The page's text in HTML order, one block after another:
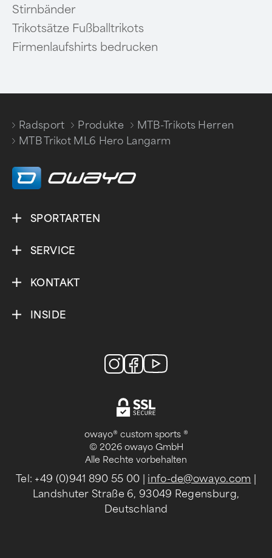
Stirnbänder
Trikotsätze Fußballtrikots
Firmenlaufshirts bedrucken
Radsport
/
Produkte
/
MTB-Trikots Herren
/
MTB Trikot ML6 Hero Langarm
SPORTARTEN
SERVICE
KONTAKT
INSIDE
owayo® custom sports ®
© 2026 owayo GmbH
Alle Rechte vorbehalten
Tel: +49 (0)941 890 55 00 info-de@owayo.com
Landshuter Straße 6, 93049 Regensburg,
Deutschland